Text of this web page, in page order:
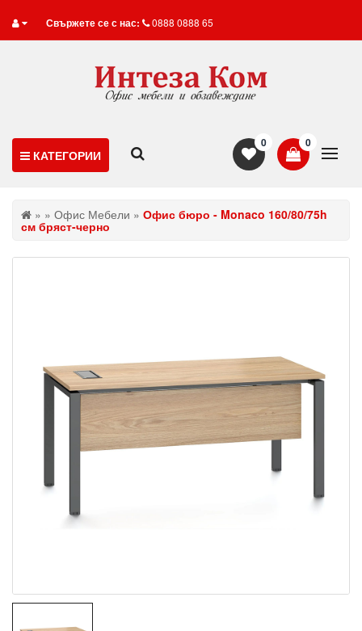
Свържете се с нас: 0888 0888 65
КАТЕГОРИИ
0
0
» » Офис Мебели » Офис бюро - Monaco 160/80/75h
см бряст-черно